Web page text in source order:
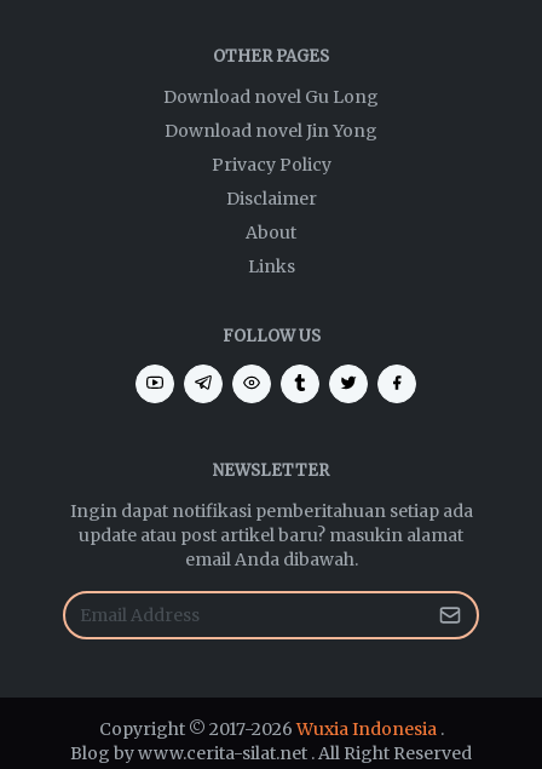
OTHER PAGES
Download novel Gu Long
Download novel Jin Yong
Privacy Policy
Disclaimer
About
Links
FOLLOW US
NEWSLETTER
Ingin dapat notifikasi pemberitahuan setiap ada
update atau post artikel baru? masukin alamat
email Anda dibawah.
Copyright © 2017-2026Wuxia Indonesia.
Blog by www.cerita-silat.net . All Right Reserved